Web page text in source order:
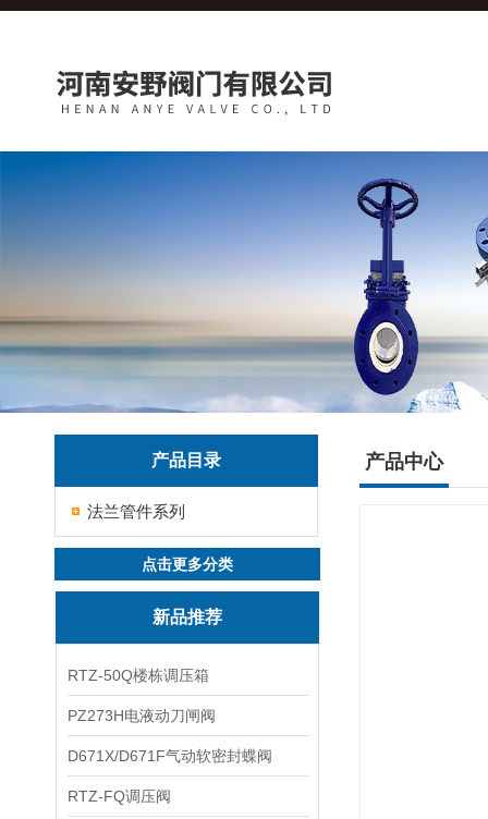
产品目录
法兰管件系列
点击更多分类
新品推荐
RTZ-50Q楼栋调压箱
PZ273H电液动刀闸阀
D671X/D671F气动软密封蝶阀
RTZ-FQ调压阀
产品中心